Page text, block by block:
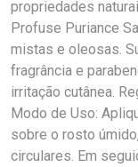
propriedades
Profuse Puriance
mistas e oleosas.
fragrância e
irritação cutânea.
Modo de Uso:
sobre o rosto
circulares. Em